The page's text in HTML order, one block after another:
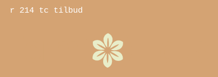
r 214 tc tilbud